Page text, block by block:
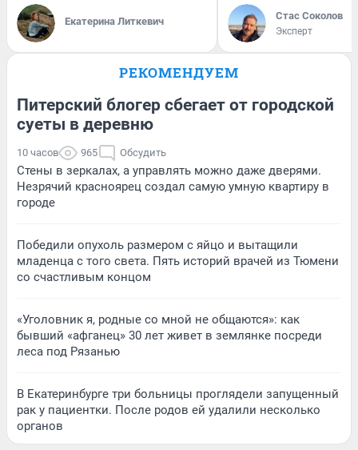
Екатерина Литкевич Стас Соколов
Эксперт
РЕКОМЕНДУЕМ
Питерский блогер сбегает от городской
суеты в деревню
10 часов 965 Обсудить
Стены в зеркалах, а управлять можно даже дверями.
Незрячий красноярец создал самую умную квартиру в
городе
Победили опухоль размером с яйцо и вытащили
младенца с того света. Пять историй врачей из Тюмени
со счастливым концом
«Уголовник я, родные со мной не общаются»: как
бывший «афганец» 30 лет живет в землянке посреди
леса под Рязанью
В Екатеринбурге три больницы проглядели запущенный
рак у пациентки. После родов ей удалили несколько
органов